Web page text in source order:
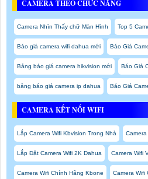
CAMERA THEO CHỨC NĂNG
Camera Nhìn Thấy chữ Màn Hình Top 5
Báo giá camera wifi dahua mới Báo Giá
Bảng báo giá camera hikvision mới Báo Giá
bảng báo giá camera ip dahua Báo Giá
CAMERA KẾT NỐI WIFI
Lắp Camera Wifi Kbvision Trong Nhà
Lắp Đặt Camera Wifi 2K Dahua Camera Wifi
Camera Wifi Chính Hãng Kbone Camera Wifi